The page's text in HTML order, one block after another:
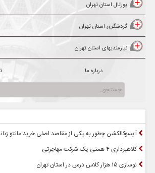
پورتال استان تهران
گردشگری استان تهران
نیازمندیهای استان تهران
درباره ما
آیسوکالکشن چطور به یکی از مقاصد اصلی خرید مانتو
کلاهبرداری ۴ همتی یک شرکت مهاجرتی
نوسازی ۱۵ هزار کلاس درس در استان تهران